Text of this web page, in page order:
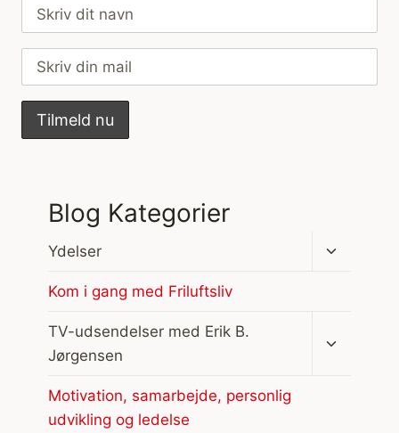
Blog Kategorier
Ydelser
Skift
Kom i gang med Friluftsliv
TV-udsendelser med Erik B.
Jørgensen
Motivation, samarbejde, personlig
udvikling og ledelse